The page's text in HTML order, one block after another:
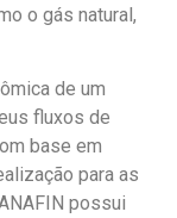
o gás natural,
de um
fluxos de
base em
para as
possui